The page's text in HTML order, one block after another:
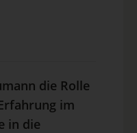
die Rolle
im
in die